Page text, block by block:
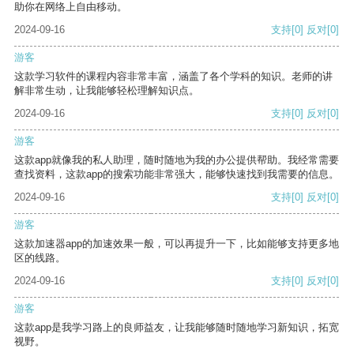
助你在网络上自由移动。
2024-09-16
支持[0] 反对[0]
游客
这款学习软件的课程内容非常丰富，涵盖了各个学科的知识。老师的讲
解非常生动，让我能够轻松理解知识点。
2024-09-16
支持[0] 反对[0]
游客
这款app就像我的私人助理，随时随地为我的办公提供帮助。我经常需要
查找资料，这款app的搜索功能非常强大，能够快速找到我需要的信息。
2024-09-16
支持[0] 反对[0]
游客
这款加速器app的加速效果一般，可以再提升一下，比如能够支持更多地
区的线路。
2024-09-16
支持[0] 反对[0]
游客
这款app是我学习路上的良师益友，让我能够随时随地学习新知识，拓宽
视野。